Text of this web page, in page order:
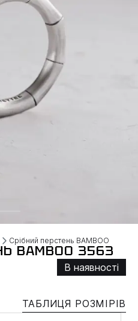
Срібний перстень BAMBOO
BAMBOO 3563
В наявності
ТАБЛИЦЯ РОЗМІРІВ